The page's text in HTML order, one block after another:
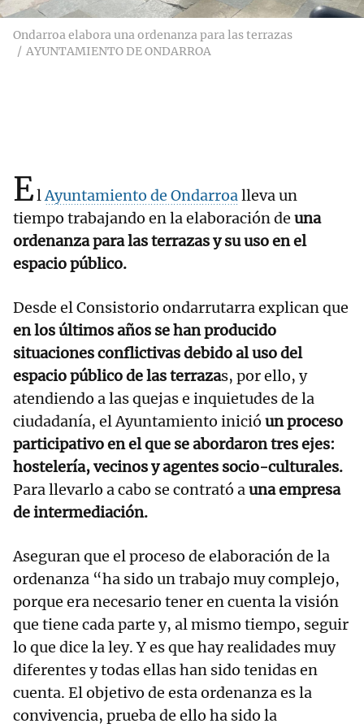
Ondarroa elabora una ordenanza para las terrazas
AYUNTAMIENTO DE ONDARROA
ElAyuntamiento de Ondarroalleva un
tiempo trabajando en la elaboración de una
ordenanza para las terrazas y su uso en el
espacio público.
Desde el Consistorio ondarrutarra explican que
en los últimos años se han producido
situaciones conflictivas debido al uso del
espacio público de las terrazas, por ello, y
atendiendo a las quejas e inquietudes de la
ciudadanía, el Ayuntamiento inició un proceso
participativo en el que se abordaron tres ejes:
hostelería, vecinos y agentes socio-culturales.
Para llevarlo a cabo se contrató auna empresa
de intermediación.
Aseguran que el proceso de elaboración de la
ordenanza “ha sido un trabajo muy complejo,
porque era necesario tener en cuenta la visión
que tiene cada parte y, al mismo tiempo, seguir
lo que dice la ley. Y es que hay realidades muy
diferentes y todas ellas han sido tenidas en
cuenta. El objetivo de esta ordenanza es la
convivencia, prueba de ello ha sido la